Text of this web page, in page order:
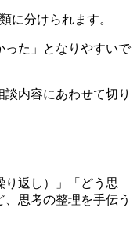
に分けられます。
った」となりやすいで
内容にあわせて切り
り返し）」「どう思
思考の整理を手伝う